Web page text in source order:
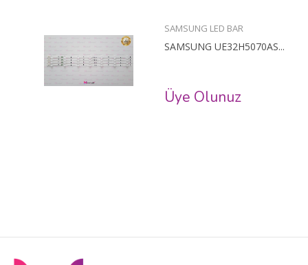
SAMSUNG LED BAR
SAMSUNG UE32H5070AS...
Üye Olunuz